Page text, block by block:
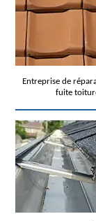
Entreprise de
fuite